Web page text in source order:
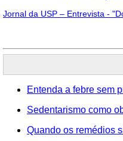
Jornal da USP – Entrevista -
Entenda a febre sem
Sedentarismo como
Quando os remédios